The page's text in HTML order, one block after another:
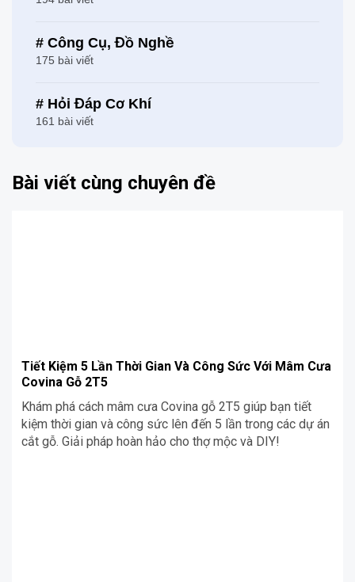
# Công Cụ, Đồ Nghề
175 bài viết
# Hỏi Đáp Cơ Khí
161 bài viết
Bài viết cùng chuyên đề
Tiết Kiệm 5 Lần Thời Gian Và Công Sức Với Mâm Cưa
Covina Gỗ 2T5
Khám phá cách mâm cưa Covina gỗ 2T5 giúp bạn tiết
kiệm thời gian và công sức lên đến 5 lần trong các dự án
cắt gỗ. Giải pháp hoàn hảo cho thợ mộc và DIY!